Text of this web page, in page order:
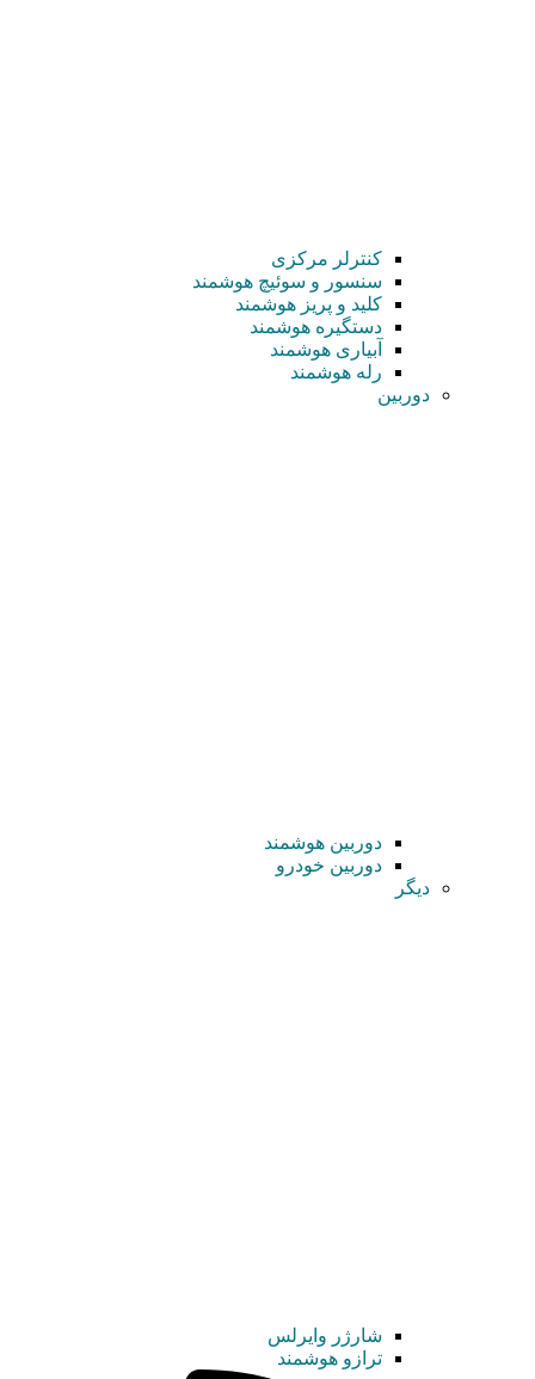
کنترلر مرکزی
سنسور و سوئیچ هوشمند
کلید و پریز هوشمند
دستگیره هوشمند
آبیاری هوشمند
رله هوشمند
دوربین
دوربین هوشمند
دوربین خودرو
دیگر
شارژر وایرلس
ترازو هوشمند